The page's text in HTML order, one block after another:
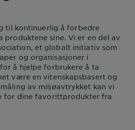
til kontinuerlig å forbedre
produktene sine. Vi er en del av
et globalt initiativ som
og organisasjoner i
å hjelpe forbrukere å ta
være en vitenskapsbasert og
av miljøavtrykket kan vi
for dine favorittprodukter fra